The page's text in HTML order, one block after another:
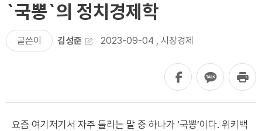
`국뽕`의 정치경제학
글쓴이 김성준 2023-09-04 , 시장경제
요즘 여기저기서 자주 들리는 말 중 하나가 ‘국뽕’이다. 위키백